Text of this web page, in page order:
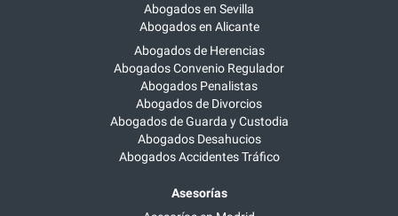
Abogados en Sevilla
Abogados en Alicante
Abogados de Herencias
Abogados Convenio Regulador
Abogados Penalistas
Abogados de Divorcios
Abogados de Guarda y Custodia
Abogados Desahucios
Abogados Accidentes Tráfico
Asesorías